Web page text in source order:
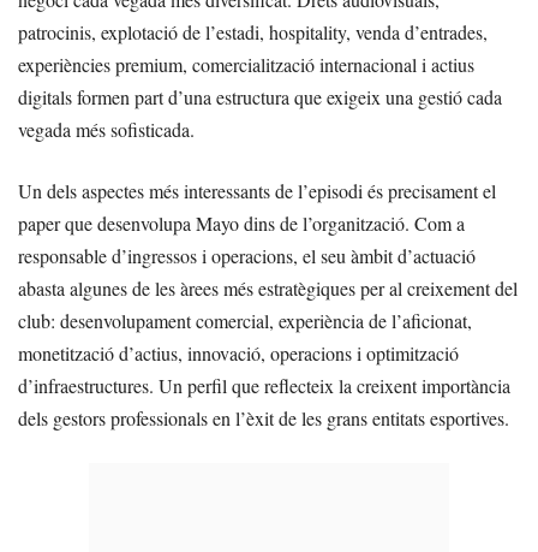
patrocinis, explotació de l’estadi, hospitality, venda d’entrades,
experiències premium, comercialització internacional i actius
digitals formen part d’una estructura que exigeix una gestió cada
vegada més sofisticada.
Un dels aspectes més interessants de l’episodi és precisament el
paper que desenvolupa Mayo dins de l’organització. Com a
responsable d’ingressos i operacions, el seu àmbit d’actuació
abasta algunes de les àrees més estratègiques per al creixement del
club: desenvolupament comercial, experiència de l’aficionat,
monetització d’actius, innovació, operacions i optimització
d’infraestructures. Un perfil que reflecteix la creixent importància
dels gestors professionals en l’èxit de les grans entitats esportives.